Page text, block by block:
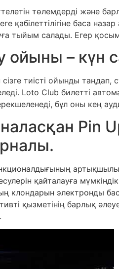
төлемдерді және
қабілеттілігіне баса
тыйым салады. Егер
ойыны – күн
тиісті ойынды
Loto Club билетті
бұл оны кең
Pin
қайталауға
клондарын электронды
қызметінің барлық